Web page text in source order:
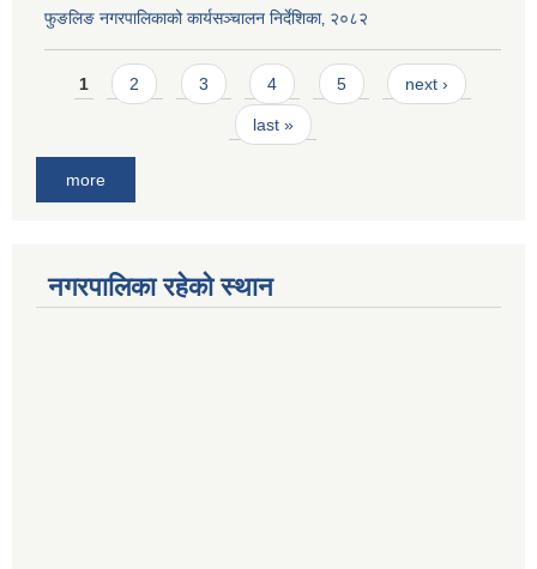
फुङलिङ नगरपालिकाको कार्यसञ्चालन निर्देशिका‚ २०८२
Pages
1 2 3 4 5 next ›
last »
more
नगरपालिका रहेको स्थान